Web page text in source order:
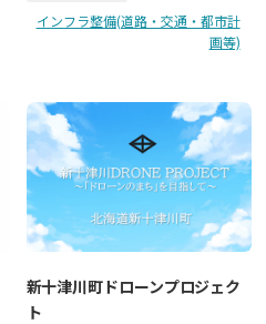
インフラ整備(道路・交通・都市計
画等)
新十津川町ドローンプロジェク
ト